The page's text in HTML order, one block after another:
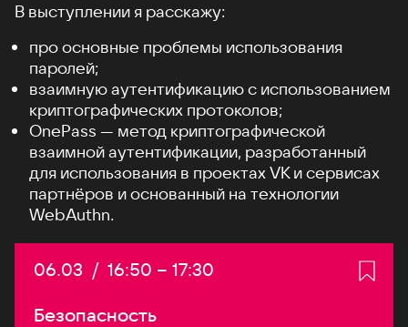
В выступлении я расскажу:
про основные проблемы использования
паролей;
взаимную аутентификацию с использованием
криптографических протоколов;
OnePass — метод криптографической
взаимной аутентификации, разработанный
для использования в проектах VK и сервисах
партнёров и основанный на технологии
WebAuthn.
Дата:
06.03 / Начало:
16:50 – Конец:
17:30
Безопасность